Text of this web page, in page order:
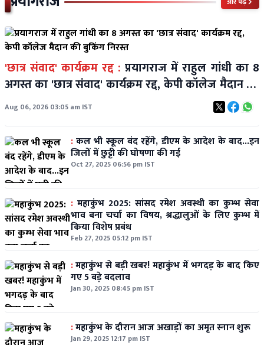
'छात्र संवाद' कार्यक्रम रद्द : प्रयागराज में राहुल गांधी का 8
अगस्त का 'छात्र संवाद' कार्यक्रम रद्द, केपी कॉलेज मैदान की
बुकिंग निरस्त
Aug 06, 2026 03:05 am IST
:कल भी स्कूल बंद रहेंगे, डीएम के आदेश के बाद...इन
जिलों में छुट्टी की घोषणा की गई
Oct 27, 2025 06:56 pm IST
: महाकुंभ 2025: सांसद रमेश अवस्थी का कुम्भ सेवा
भाव बना चर्चा का विषय, श्रद्धालुओं के लिए कुम्भ में
किया विशेष प्रबंध
Feb 27, 2025 05:12 pm IST
:महाकुंभ से बड़ी खबर! महाकुंभ में भगदड़ के बाद किए
गए 5 बड़े बदलाव
Jan 30, 2025 08:45 pm IST
:महाकुंभ के दौरान आज अखाड़ों का अमृत स्नान शुरू
Jan 29, 2025 12:17 pm IST